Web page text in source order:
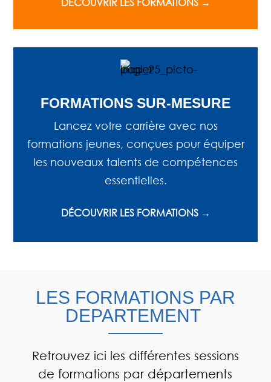
FORMATIONS SUR-MESURE
Lancez votre carrière avec nos
formations jeunes, conçues pour équiper
les nouveaux talents de compétences
essentielles.
DÉCOUVRIR LES FORMATIONS →
LES FORMATIONS PAR
DEPARTEMENT
Retrouvez ici les différentes sessions
de formations par départements